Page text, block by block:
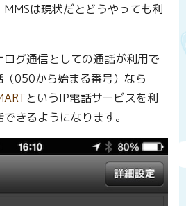
は現状だとどうやっても利
グ通信としての通話が利用で
050から始まる番号）なら
というIP電話サービスを利
きるようになります。